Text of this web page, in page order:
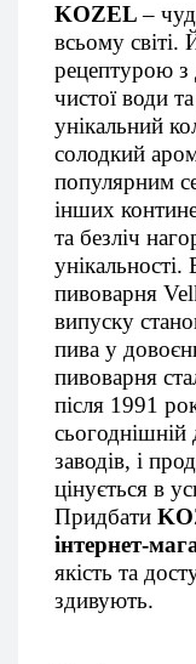
KOZEL –
всьому світі.
рецептурою з
чистої води
унікальний
солодкий
популярним
інших
та безліч
пивоварня
випуску
пива у
пивоварня
після 1991
сьогоднішній
заводів, і
цінується в
Придбати
інтернет-
якість та
здивують.